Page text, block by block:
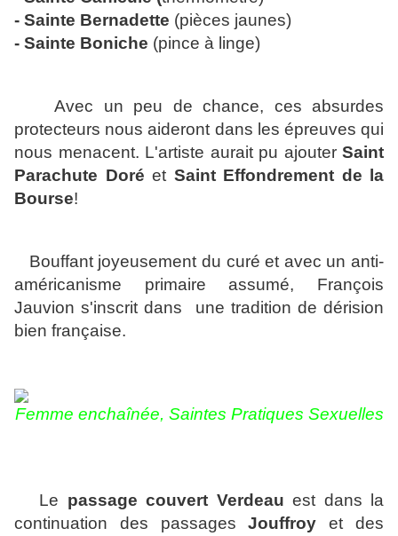
- Sainte Bernadette (pièces jaunes)
- Sainte Boniche (pince à linge)
Avec un peu de chance, ces absurdes
protecteurs nous aideront dans les épreuves qui
nous menacent. L'artiste aurait pu ajouter Saint
Parachute Doré et Saint Effondrement de la
Bourse!
Bouffant joyeusement du curé et avec un anti-
américanisme primaire assumé, François
Jauvion s'inscrit dans une tradition de dérision
bien française.
Femme enchaînée, Saintes Pratiques Sexuelles
Le passage couvert Verdeau est dans la
continuation des passagesJouffroy et des